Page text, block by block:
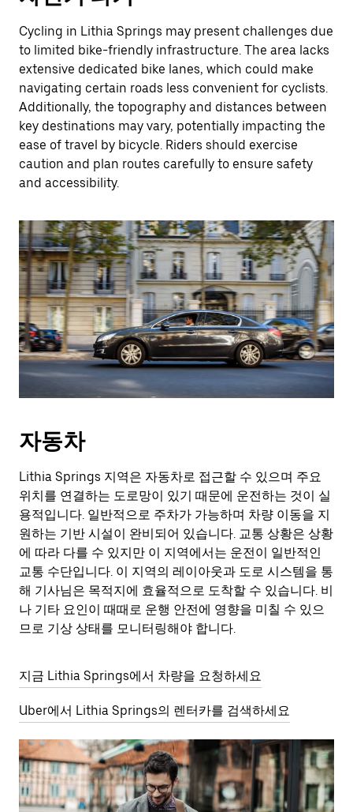
Cycling in Lithia Springs may present challenges due
to limited bike-friendly infrastructure. The area lacks
extensive dedicated bike lanes, which could make
navigating certain roads less convenient for cyclists.
Additionally, the topography and distances between
key destinations may vary, potentially impacting the
ease of travel by bicycle. Riders should exercise
caution and plan routes carefully to ensure safety
and accessibility.
자동차
Lithia Springs 지역은 자동차로 접근할 수 있으며 주요
위치를 연결하는 도로망이 있기 때문에 운전하는 것이 실
용적입니다. 일반적으로 주차가 가능하며 차량 이동을 지
원하는 기반 시설이 완비되어 있습니다. 교통 상황은 상황
에 따라 다를 수 있지만 이 지역에서는 운전이 일반적인
교통 수단입니다. 이 지역의 레이아웃과 도로 시스템을 통
해 기사님은 목적지에 효율적으로 도착할 수 있습니다. 비
나 기타 요인이 때때로 운행 안전에 영향을 미칠 수 있으
므로 기상 상태를 모니터링해야 합니다.
지금 Lithia Springs에서 차량을 요청하세요
Uber에서 Lithia Springs의 렌터카를 검색하세요